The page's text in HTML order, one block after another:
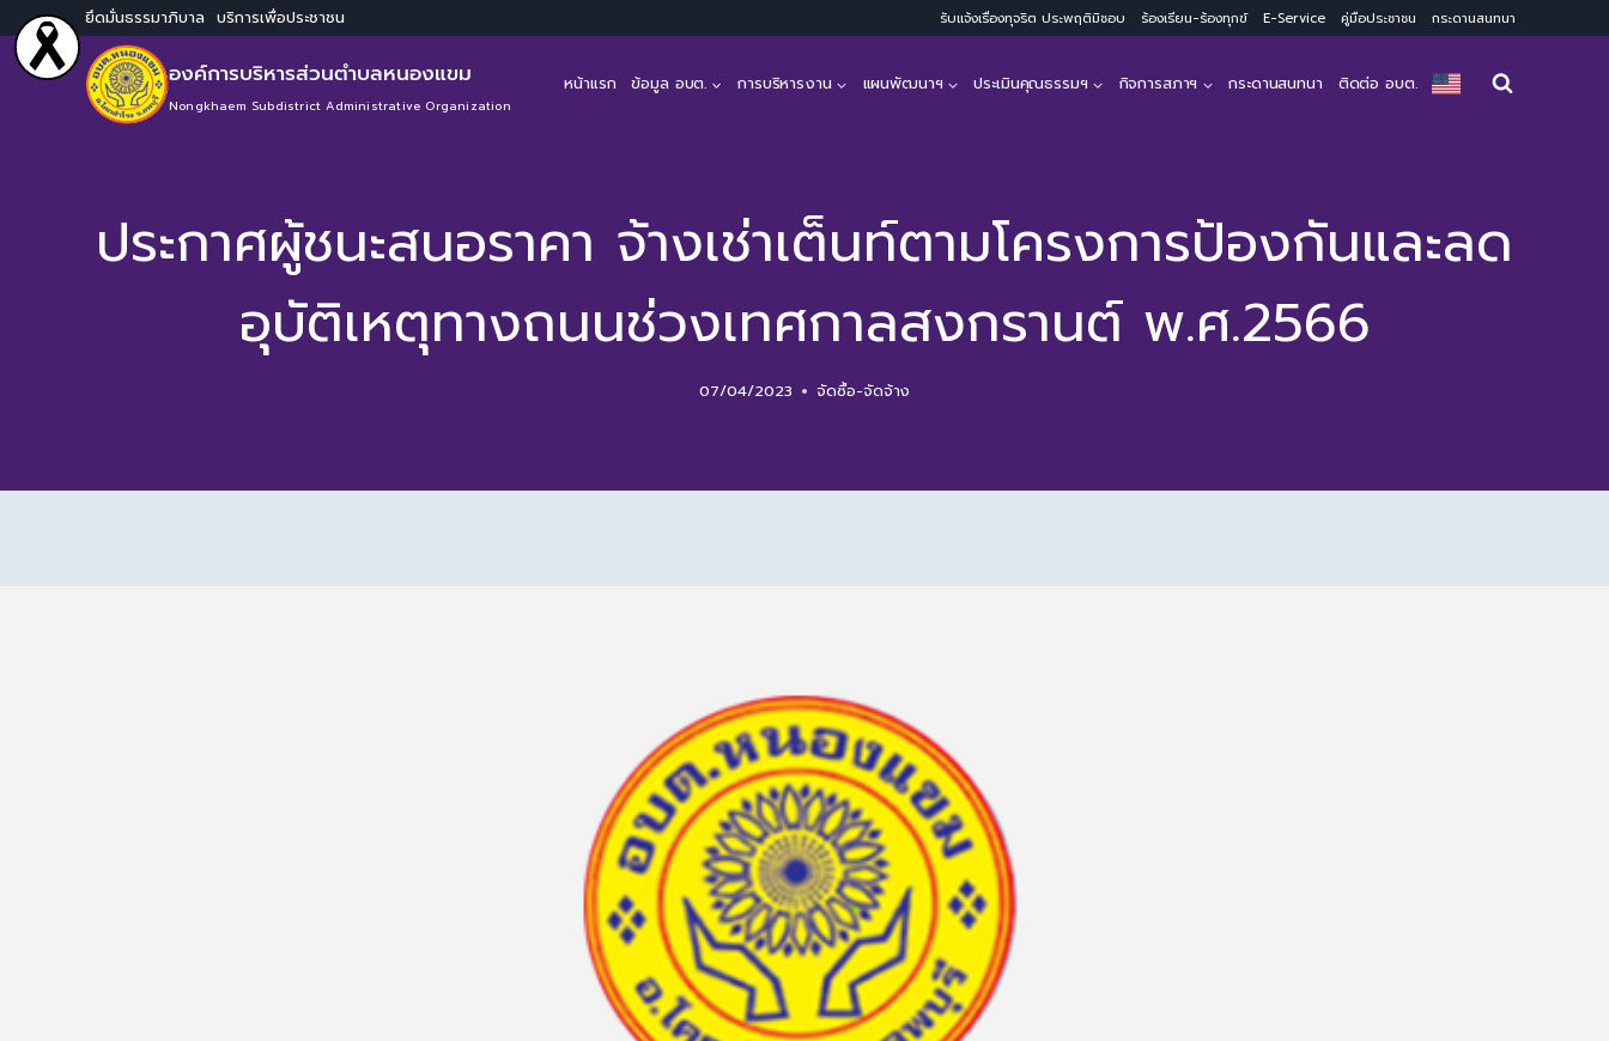
ยึดมั่นธรรมาภิบาล บริการเพื่อประชาชน รับแจ้งเรื่องทุจริต ประพฤติมิชอบ ร้องเรียน-ร้องทุกข์ E-Service คู่มือประชาชน กระดานสนทนา
องค์การบริหารส่วนตำบลหนองแขม
Nongkhaem Subdistrict Administrative Organization
หน้าแรก ข้อมูล อบต. การบริหารงาน แผนพัฒนาฯ ประเมินคุณธรรมฯ กิจการสภาฯ กระดานสนทนา ติดต่อ อบต.
ประกาศผู้ชนะสนอราคา จ้างเช่าเต็นท์ตามโครงการป้องกันและลด
อุบัติเหตุทางถนนช่วงเทศกาลสงกรานต์ พ.ศ.2566
07/04/2023 จัดซื้อ-จัดจ้าง